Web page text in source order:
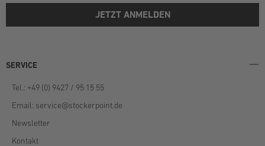
JETZT ANMELDEN
SERVICE
Tel.: +49 (0) 9427 / 95 15 55
Email: service@stockerpoint.de
Newsletter
Kontakt